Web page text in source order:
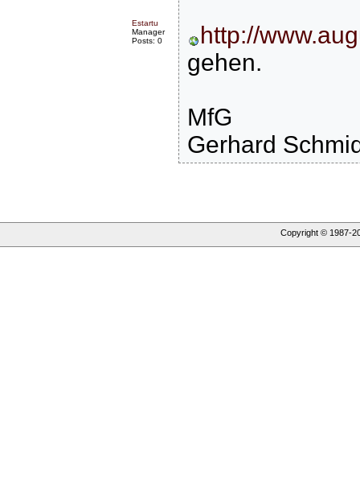
Estartu
Manager
Posts: 0
http://
gehen.
MfG
Gerhard
Copyright © 1987-